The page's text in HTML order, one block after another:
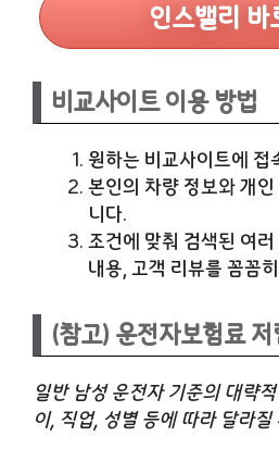
인스밸리 바
비교사이트 이용 방법
원하는 비교사이트에 접
본인의 차량 정보와 개
니다.
조건에 맞춰 검색된 여
내용, 고객 리뷰를 꼼꼼
(참고) 운전자보험료 저
일반 남성 운전자 기준의 대략
이, 직업, 성별 등에 따라 달라질